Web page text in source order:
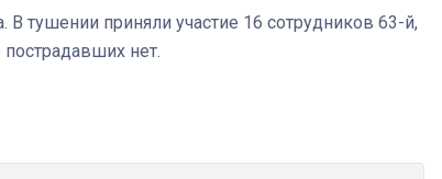
тушении приняли участие 16 сотрудников 63-й,
нет.